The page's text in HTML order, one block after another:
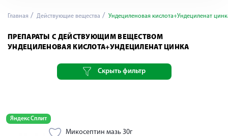
Главная Действующие вещества Ундециленовая кислота+Ундециленат
ПРЕПАРАТЫ С ДЕЙСТВУЮЩИМ ВЕЩЕСТВОМ
УНДЕЦИЛЕНОВАЯ КИСЛОТА+УНДЕЦИЛЕНАТ ЦИНКА
Скрыть фильтр
Яндекс Сплит
Микосептин мазь 30г